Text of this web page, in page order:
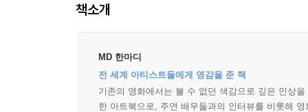
책소개
MD 한마디
전 세계 아티스트들에게 영감을 준 책
기존의 영화에서는 볼 수 없던 색감으로 깊은 인상
한 아트북으로, 주연 배우들과의 인터뷰를 비롯해